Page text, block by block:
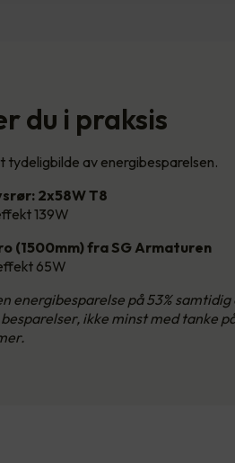
du i praksis
av energibesparelsen.
2x58W T8
139W
(1500mm) fra SG Armaturen
65W
energibesparelse på 53% samtidig
ikke minst med tanke